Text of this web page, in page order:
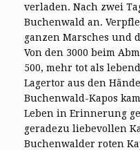
verladen. Nach zwei
Buchenwald an.
ganzen Marsches und
Von den 3000 beim
500, mehr tot als
Lagertor aus den
Buchenwald-Kapos
Leben in Erinnerung
geradezu liebevollen
Buchenwalder roten